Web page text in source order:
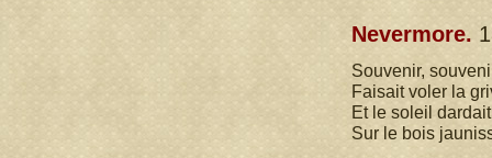
Nevermore.
Souvenir,
Faisait voler la
Et le soleil
Sur le bois